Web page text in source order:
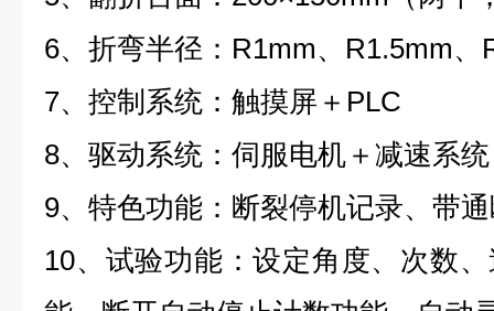
6、折弯半径： R1mm、 R1.5mm、
7、控制系统：触摸屏＋ PLC
8、驱动系统：伺服电机＋减速系统
9、特色功能：断裂停机记录、带
10、试验功能：设定角度、次数